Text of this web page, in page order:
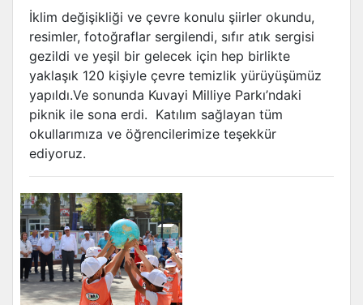
İklim değişikliği ve çevre konulu şiirler okundu,
resimler, fotoğraflar sergilendi, sıfır atık sergisi
gezildi ve yeşil bir gelecek için hep birlikte
yaklaşık 120 kişiyle çevre temizlik yürüyüşümüz
yapıldı.Ve sonunda Kuvayi Milliye Parkı’ndaki
piknik ile sona erdi. Katılım sağlayan tüm
okullarımıza ve öğrencilerimize teşekkür
ediyoruz.